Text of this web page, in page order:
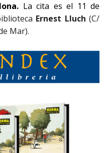
La cita es el 11 de
Ernest Lluch (C/
Mar).